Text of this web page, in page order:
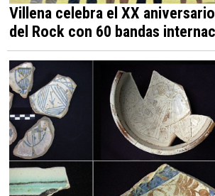
Villena celebra el XX
del Rock con 60 bandas